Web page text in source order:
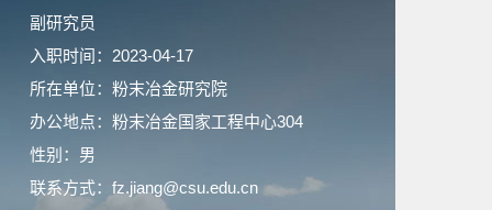
副研究员
入职时间：2023-04-17
所在单位：粉末冶金研究院
办公地点：粉末冶金国家工程中心304
性别：男
联系方式：fz.jiang@csu.edu.cn